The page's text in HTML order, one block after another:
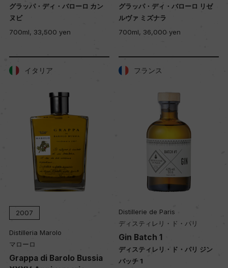
グラッパ・ディ・バローロ カン
ヌビ
700ml, 33,500 yen
グラッパ・ディ・バローロ リゼ
ルヴァ ミズナラ
700ml, 36,000 yen
イタリア
2007
Distilleria Marolo
マローロ
Grappa di Barolo Bussia
フランス
Distillerie de Paris
ディスティレリ・ド・パリ
Gin Batch 1
ディスティレリ・ド・パリ ジン
バッチ 1